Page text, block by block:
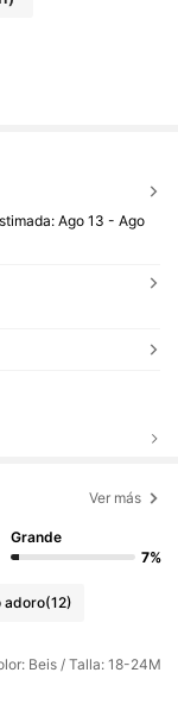
Ago 13 - Ago
Ver más
Grande
7%
adoro(12)
Beis / Talla: 18-24M